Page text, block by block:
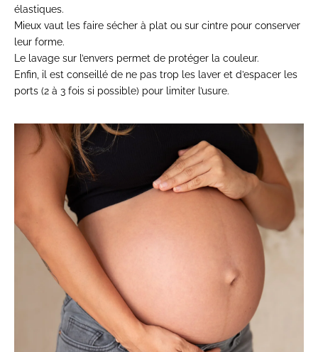
élastiques.
Mieux vaut les faire sécher à plat ou sur cintre pour conserver
leur forme.
Le lavage sur l’envers permet de protéger la couleur.
Enfin, il est conseillé de ne pas trop les laver et d’espacer les
ports (2 à 3 fois si possible) pour limiter l’usure.